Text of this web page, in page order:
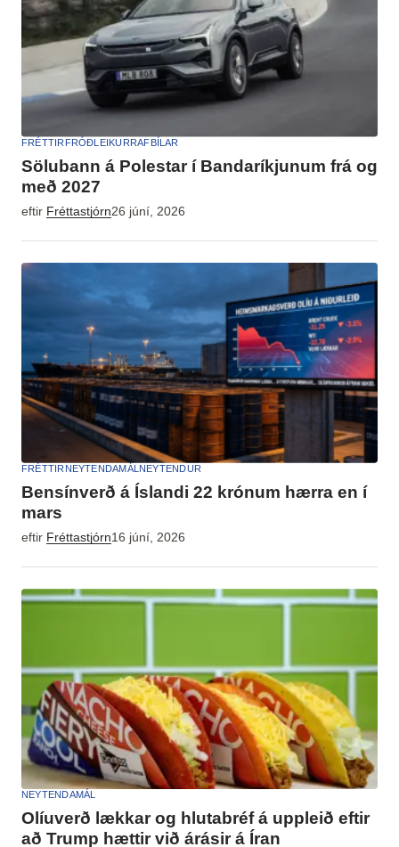
FRÉTTIR FRÓÐLEIKURRAFBÍLAR
Sölubann á Polestar í Bandaríkjunum frá og
með 2027
eftir Fréttastjórn26 júní, 2026
FRÉTTIR NEYTENDAMÁL NEYTENDUR
Bensínverð á Íslandi 22 krónum hærra en í
mars
eftir Fréttastjórn16 júní, 2026
NEYTENDAMÁL
Olíuverð lækkar og hlutabréf á uppleið eftir
að Trump hættir við árásir á Íran